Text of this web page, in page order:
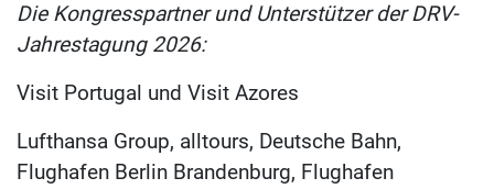
Die Kongresspartner und Unterstützer der DRV-
Jahrestagung 2026:
Visit Portugal und Visit Azores
Lufthansa Group, alltours, Deutsche Bahn,
Flughafen Berlin Brandenburg, Flughafen